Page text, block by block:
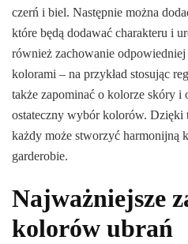
czerń i biel. Następnie można
które będą dodawać charakteru i
również zachowanie
kolorami – na przykład stosując
także zapominać o kolorze skóry i
ostateczny wybór kolorów.
każdy może stworzyć harmonijną
garderobie.
Najważniejsze
kolorów ubrań